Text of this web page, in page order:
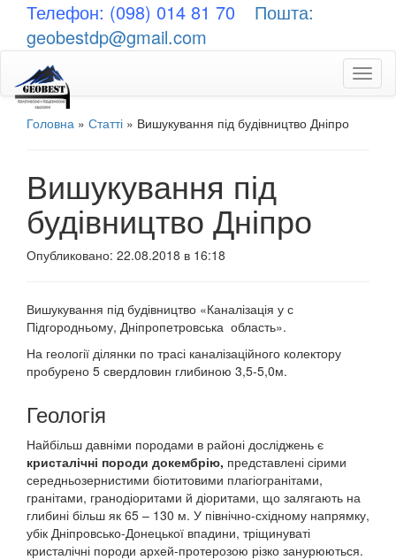
Телефон: (098) 014 81 70
Пошта:
geobestdp@gmail.com
Головна » Статті » Вишукування під будівництво Дніпро
Вишукування під
будівництво Дніпро
Опубликовано: 22.08.2018 в 16:18
Вишукування під будівництво «Каналізація у с
Підгородньому, Дніпропетровська область».
На геології ділянки по трасі каналізаційного колектору
пробурено 5 свердловин глибиною 3,5-5,0м.
Геологія
Найбільш давніми породами в районі досліджень є
кристалічні породи докембрію, представлені сірими
середньозернистими біотитовими плагіогранітами,
гранітами, гранодіоритами й діоритами, що залягають на
глибині більш як 65 – 130 м. У північно-східному напрямку,
убік Дніпровсько-Донецької впадини, тріщинуваті
кристалічні породи архей-протерозою різко занурюються.